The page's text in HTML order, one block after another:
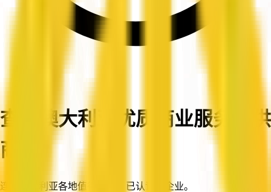
查找澳大利亚优质商业服务提供
商
连接澳大利亚各地值得信赖、已认证的企业。